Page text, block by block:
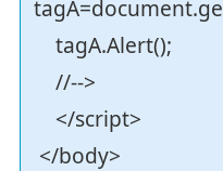
tagA.Alert();
//-->
</script>
</body>